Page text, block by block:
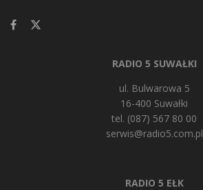
RADIO 5 SUWAŁKI
ul. Bulwarowa 5
16-400 Suwałki
tel. (087) 567 80 00
serwis@radio5.com.pl
RADIO 5 EŁK